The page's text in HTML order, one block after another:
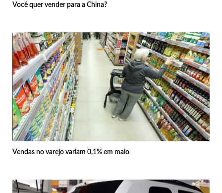
Você quer vender para a China?
Vendas no varejo variam 0,1% em maio